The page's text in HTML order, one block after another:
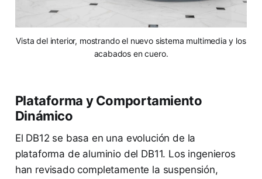
Vista del interior, mostrando el nuevo sistema multimedia y los
acabados en cuero.
Plataforma y Comportamiento
Dinámico
El DB12 se basa en una evolución de la
plataforma de aluminio del DB11. Los ingenieros
han revisado completamente la suspensión,